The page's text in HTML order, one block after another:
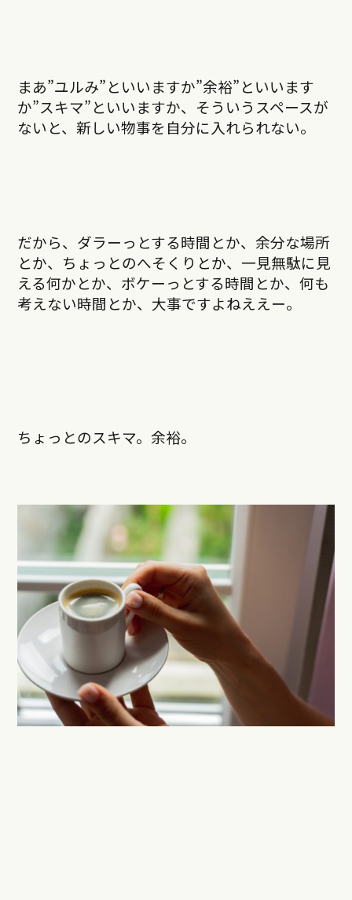
まあ”ユルみ”といいますか”余裕”といいます
か”スキマ”といいますか、そういうスペースが
ないと、新しい物事を自分に入れられない。
だから、ダラーっとする時間とか、余分な場所
とか、ちょっとのへそくりとか、一見無駄に見
える何かとか、ボケーっとする時間とか、何も
考えない時間とか、大事ですよねええー。
ちょっとのスキマ。余裕。